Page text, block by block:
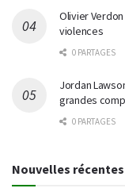
Olivier
violences
0 PARTAGES
Jordan
grandes
0 PARTAGES
Nouvelles récentes